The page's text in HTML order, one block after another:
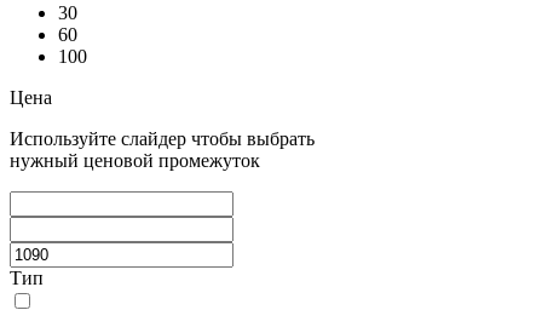
30
60
100
Цена
Используйте слайдер чтобы выбрать
нужный ценовой промежуток
Тип